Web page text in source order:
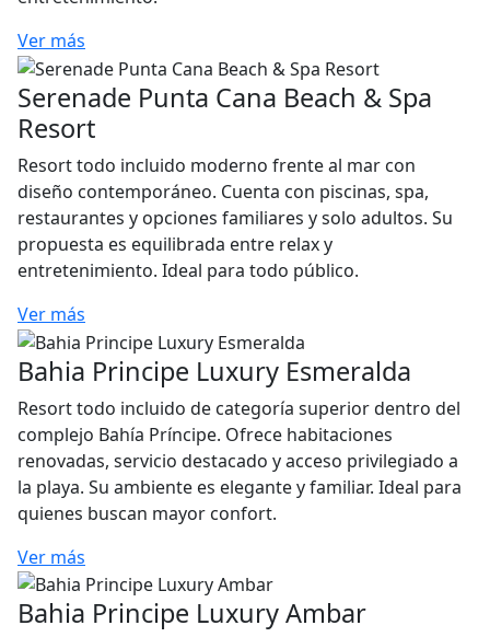
Ver más
Serenade Punta Cana Beach & Spa
Resort
Resort todo incluido moderno frente al mar con
diseño contemporáneo. Cuenta con piscinas, spa,
restaurantes y opciones familiares y solo adultos. Su
propuesta es equilibrada entre relax y
entretenimiento. Ideal para todo público.
Ver más
Bahia Principe Luxury Esmeralda
Resort todo incluido de categoría superior dentro del
complejo Bahía Príncipe. Ofrece habitaciones
renovadas, servicio destacado y acceso privilegiado a
la playa. Su ambiente es elegante y familiar. Ideal para
quienes buscan mayor confort.
Ver más
Bahia Principe Luxury Ambar